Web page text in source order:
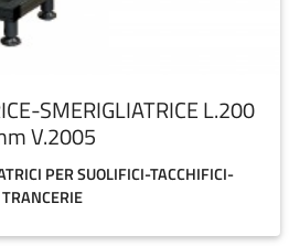
SMERIGLIATRICE L.200
V.2005
PER SUOLIFICI-TACCHIFICI-
TRANCERIE